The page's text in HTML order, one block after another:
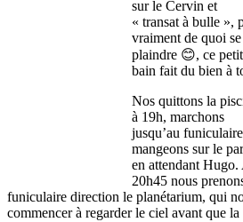
sur le Cervin et
« transat à bulle »,
vraiment de quoi se
plaindre 😊, ce petit
bain fait du bien à
Nos quittons la
à 19h, marchons
jusqu’au
mangeons sur le
en attendant Hugo.
20h45 nous
funiculaire direction le planétarium, qui
commencer à regarder le ciel avant que